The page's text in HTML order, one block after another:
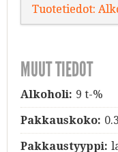
Tuotetiedot:
MUUT TIEDOT
Alkoholi: 9 t-%
Pakkauskoko:
Pakkaustyyppi: